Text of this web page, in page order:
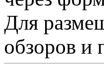
Для
обзоров и